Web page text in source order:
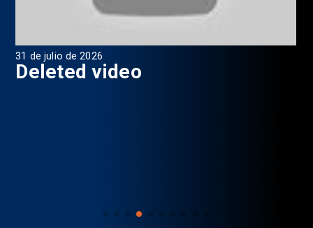
31 de julio de 2026
Deleted video